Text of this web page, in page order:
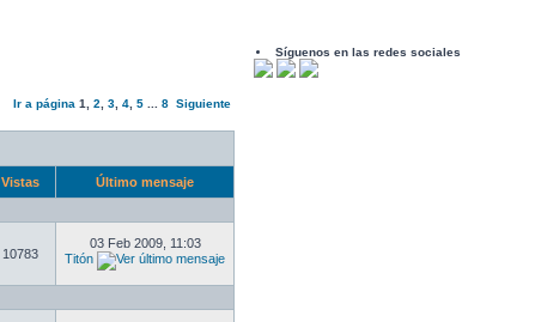
Ir a página 1 2 3 4 5 8 Siguiente
Vistas Último mensaje
10783
03 Feb 2009, 11:03
Titón
Síguenos en las redes sociales